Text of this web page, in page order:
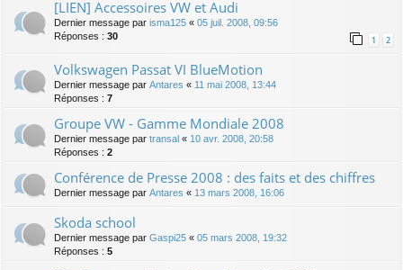
[LIEN] Accessoires VW et Audi
Dernier message par isma125 « 05 juil. 2008, 09:56
Réponses : 30 1 2
Volkswagen Passat VI BlueMotion
Dernier message par Antares « 11 mai 2008, 13:44
Réponses : 7
Groupe VW - Gamme Mondiale 2008
Dernier message par transal « 10 avr. 2008, 20:58
Réponses : 2
Conférence de Presse 2008 : des faits et des chiffres
Dernier message par Antares « 13 mars 2008, 16:06
Skoda school
Dernier message par Gaspi25 « 05 mars 2008, 19:32
Réponses : 5